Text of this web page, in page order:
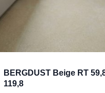
BERGDUST Beige RT
119,8